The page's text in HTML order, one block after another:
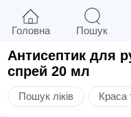
Антисептик для
спрей 20 мл
Пошук ліків Краса
Головна Пошук